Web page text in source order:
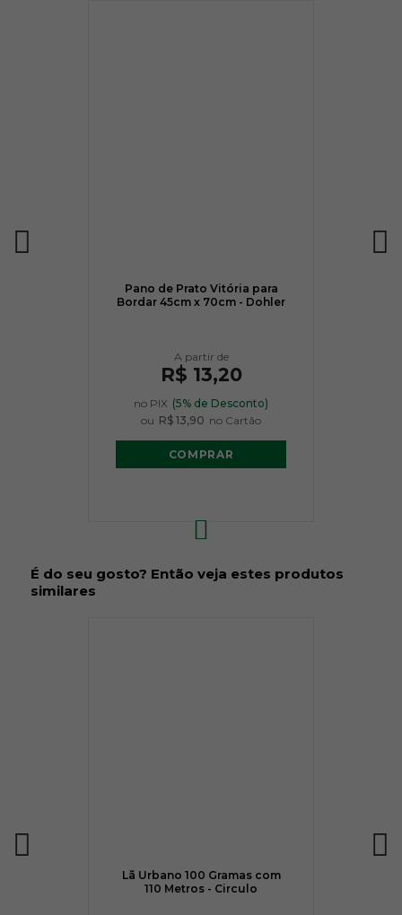
Pano de Prato Vitória para
Bordar 45cm x 70cm - Dohler
R$ 13,20
no PIX (5% de Desconto)
ou R$ 13,90 no Cartão
COMPRAR
É do seu gosto? Então veja estes produtos
similares
Lã Urbano 100 Gramas com
110 Metros - Circulo